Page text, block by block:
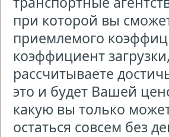
при которой вы
приемлемого
коэффициент
рассчитываете
это и будет Вашей
какую вы только
остаться совсем без